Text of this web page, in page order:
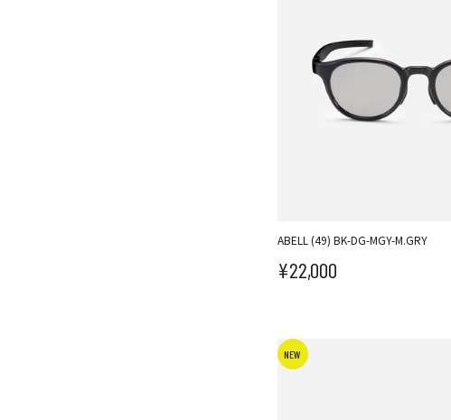
ABELL (49) BK-DG-MGY-M.GRY
セール価格
¥22,000
NEW